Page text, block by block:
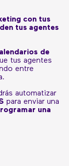
con tus
tus agentes
de
tus agentes
entre
automatizar
para enviar una
una